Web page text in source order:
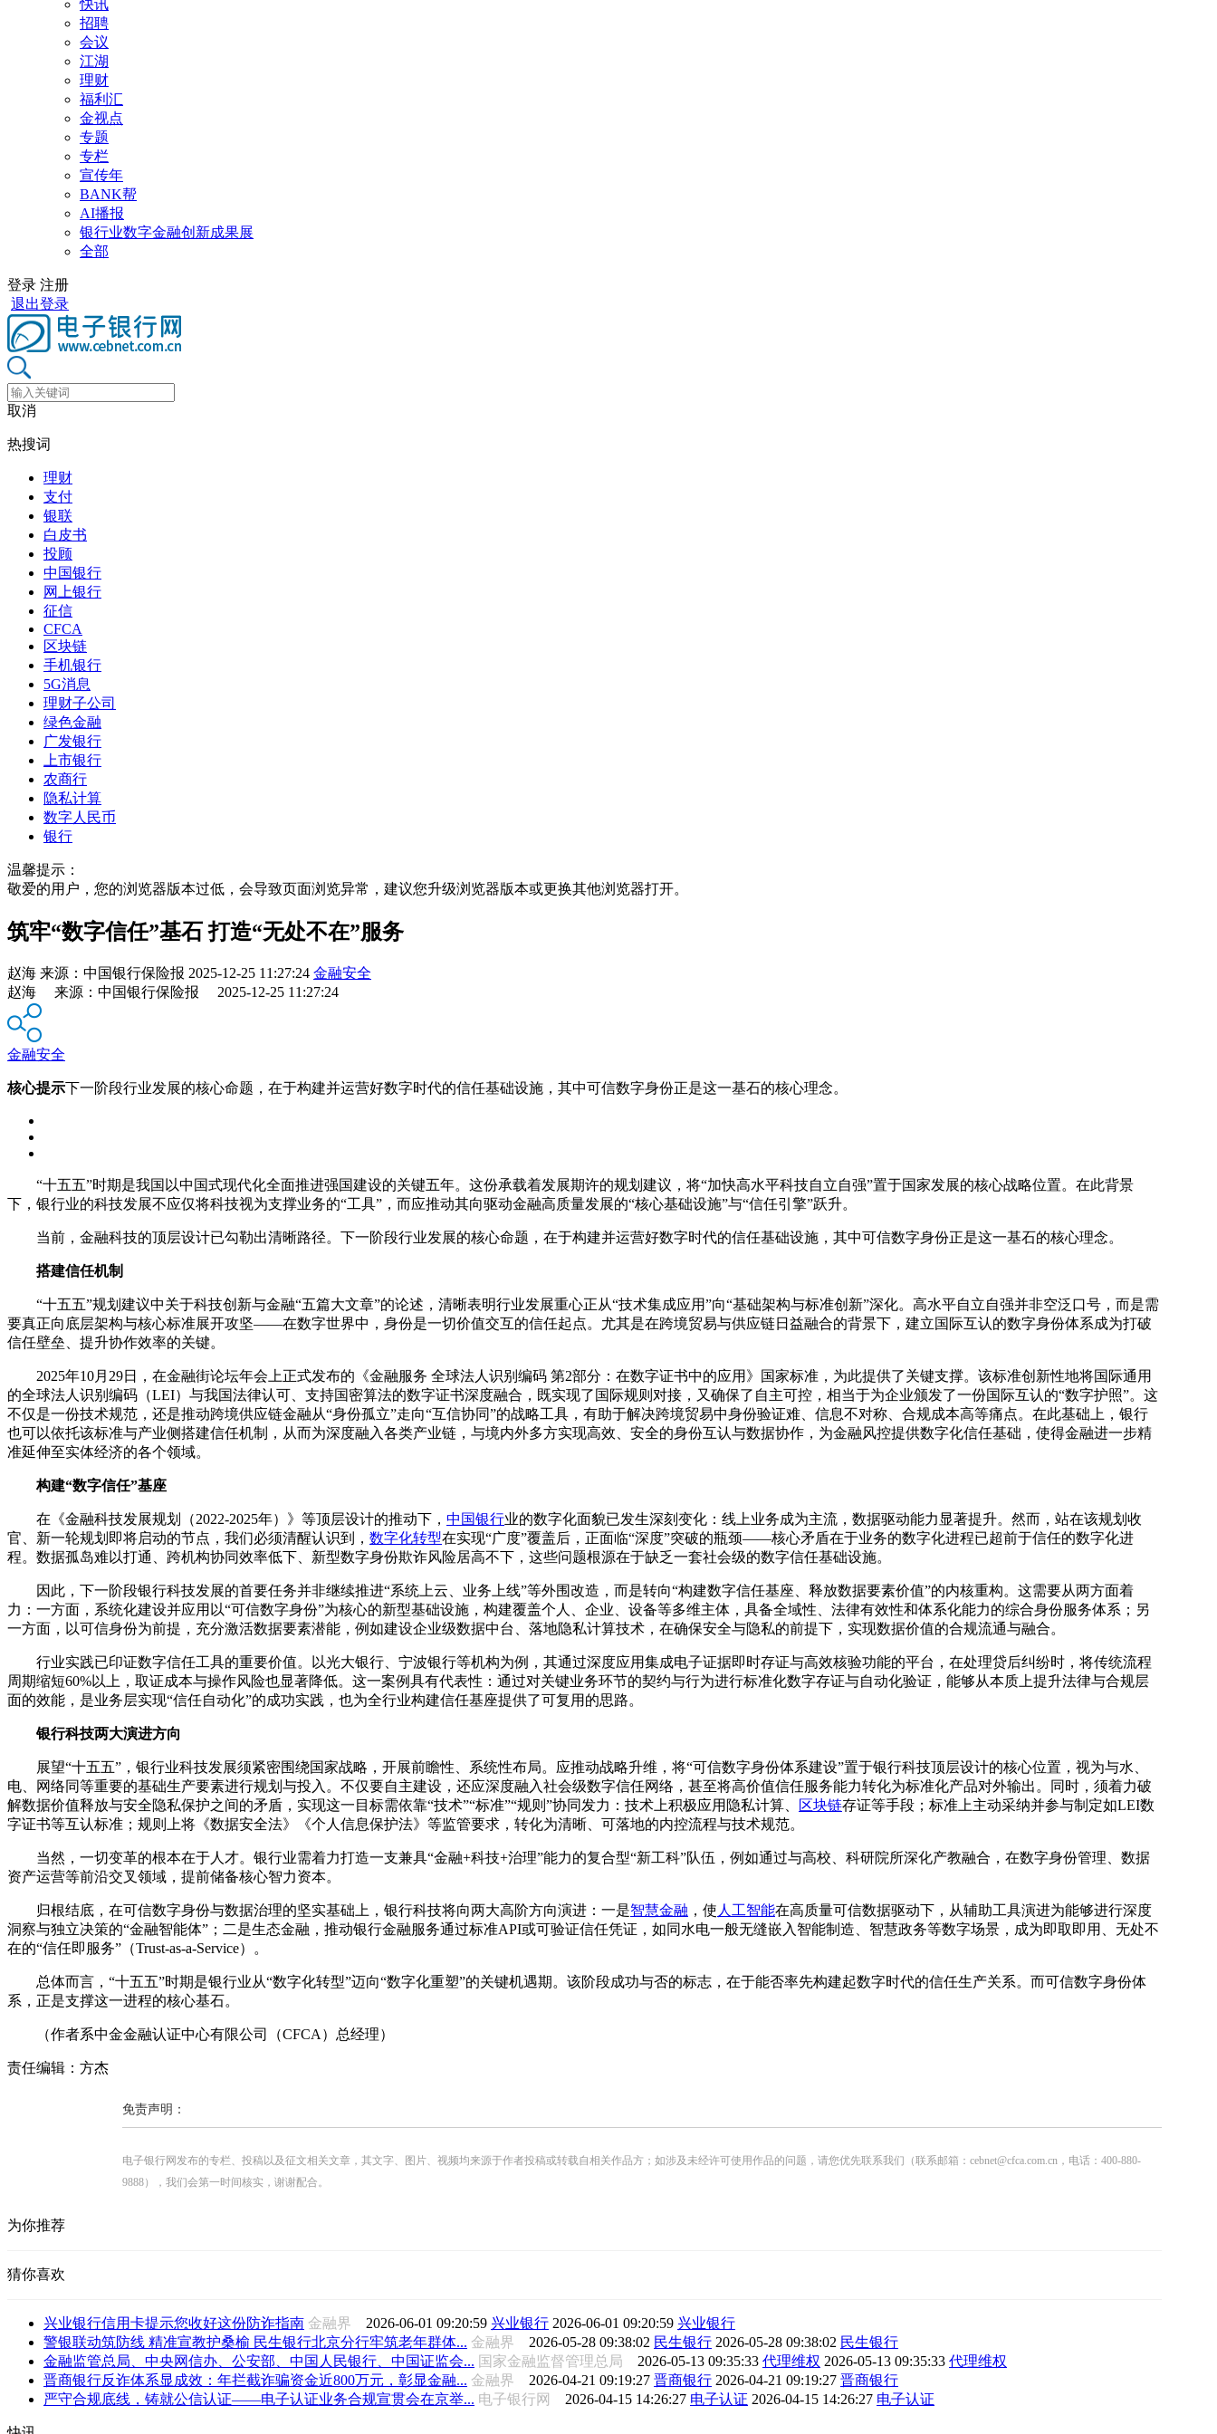
快讯
招聘
会议
江湖
理财
福利汇
金视点
专题
专栏
宣传年
BANK帮
AI播报
银行业数字金融创新成果展
全部
登录 注册
退出登录
取消
热搜词
理财
支付
银联
白皮书
投顾
中国银行
网上银行
征信
CFCA
区块链
手机银行
5G消息
理财子公司
绿色金融
广发银行
上市银行
农商行
隐私计算
数字人民币
银行
温馨提示：
敬爱的用户，您的浏览器版本过低，会导致页面浏览异常，建议您升级浏览器版本或更换其他浏览器打开。
筑牢“数字信任”基石 打造“无处不在”服务
赵海 来源： 中国银行保险报 2025-12-25 11:27:24 金融安全
赵海 来源：中国银行保险报 2025-12-25 11:27:24
金融安全
核心提示下一阶段行业发展的核心命题，在于构建并运营好数字时代的信任基础设施，其中可信数字身份正是这一基石的核心理念。
“十五五”时期是我国以中国式现代化全面推进强国建设的关键五年。这份承载着发展期许的规划建议，将“加快高水平科技自立自强”置于国家发展的核心战略位置。在此背景
下，银行业的科技发展不应仅将科技视为支撑业务的“工具”，而应推动其向驱动金融高质量发展的“核心基础设施”与“信任引擎”跃升。
当前，金融科技的顶层设计已勾勒出清晰路径。下一阶段行业发展的核心命题，在于构建并运营好数字时代的信任基础设施，其中可信数字身份正是这一基石的核心理念。
搭建信任机制
“十五五”规划建议中关于科技创新与金融“五篇大文章”的论述，清晰表明行业发展重心正从“技术集成应用”向“基础架构与标准创新”深化。高水平自立自强并非空泛口号，而是需
要真正向底层架构与核心标准展开攻坚——在数字世界中，身份是一切价值交互的信任起点。尤其是在跨境贸易与供应链日益融合的背景下，建立国际互认的数字身份体系成为打破
信任壁垒、提升协作效率的关键。
2025年10月29日，在金融街论坛年会上正式发布的《金融服务 全球法人识别编码 第2部分：在数字证书中的应用》国家标准，为此提供了关键支撑。该标准创新性地将国际通用
的全球法人识别编码（LEI）与我国法律认可、支持国密算法的数字证书深度融合，既实现了国际规则对接，又确保了自主可控，相当于为企业颁发了一份国际互认的“数字护照”。这
不仅是一份技术规范，还是推动跨境供应链金融从“身份孤立”走向“互信协同”的战略工具，有助于解决跨境贸易中身份验证难、信息不对称、合规成本高等痛点。在此基础上，银行
也可以依托该标准与产业侧搭建信任机制，从而为深度融入各类产业链，与境内外多方实现高效、安全的身份互认与数据协作，为金融风控提供数字化信任基础，使得金融进一步精
准延伸至实体经济的各个领域。
构建“数字信任”基座
在《金融科技发展规划（2022-2025年）》等顶层设计的推动下， 中国银行业的数字化面貌已发生深刻变化：线上业务成为主流，数据驱动能力显著提升。然而，站在该规划收
官、新一轮规划即将启动的节点，我们必须清醒认识到， 数字化转型在实现“广度”覆盖后，正面临“深度”突破的瓶颈——核心矛盾在于业务的数字化进程已超前于信任的数字化进
程。数据孤岛难以打通、跨机构协同效率低下、新型数字身份欺诈风险居高不下，这些问题根源在于缺乏一套社会级的数字信任基础设施。
因此，下一阶段银行科技发展的首要任务并非继续推进“系统上云、业务上线”等外围改造，而是转向“构建数字信任基座、释放数据要素价值”的内核重构。这需要从两方面着
力：一方面，系统化建设并应用以“可信数字身份”为核心的新型基础设施，构建覆盖个人、企业、设备等多维主体，具备全域性、法律有效性和体系化能力的综合身份服务体系；另
一方面，以可信身份为前提，充分激活数据要素潜能，例如建设企业级数据中台、落地隐私计算技术，在确保安全与隐私的前提下，实现数据价值的合规流通与融合。
行业实践已印证数字信任工具的重要价值。以光大银行、宁波银行等机构为例，其通过深度应用集成电子证据即时存证与高效核验功能的平台，在处理贷后纠纷时，将传统流程
周期缩短60%以上，取证成本与操作风险也显著降低。这一案例具有代表性：通过对关键业务环节的契约与行为进行标准化数字存证与自动化验证，能够从本质上提升法律与合规层
面的效能，是业务层实现“信任自动化”的成功实践，也为全行业构建信任基座提供了可复用的思路。
银行科技两大演进方向
展望“十五五”，银行业科技发展须紧密围绕国家战略，开展前瞻性、系统性布局。应推动战略升维，将“可信数字身份体系建设”置于银行科技顶层设计的核心位置，视为与水、
电、网络同等重要的基础生产要素进行规划与投入。不仅要自主建设，还应深度融入社会级数字信任网络，甚至将高价值信任服务能力转化为标准化产品对外输出。同时，须着力破
解数据价值释放与安全隐私保护之间的矛盾，实现这一目标需依靠“技术”“标准”“规则”协同发力：技术上积极应用隐私计算、
区块链存证等手段；标准上主动采纳并参与制定如LEI数
字证书等互认标准；规则上将《数据安全法》《个人信息保护法》等监管要求，转化为清晰、可落地的内控流程与技术规范。
当然，一切变革的根本在于人才。银行业需着力打造一支兼具“金融+科技+治理”能力的复合型“新工科”队伍，例如通过与高校、科研院所深化产教融合，在数字身份管理、数据
资产运营等前沿交叉领域，提前储备核心智力资本。
归根结底，在可信数字身份与数据治理的坚实基础上，银行科技将向两大高阶方向演进：一是智慧金融 ，使 人工智能在高质量可信数据驱动下，从辅助工具演进为能够进行深度
洞察与独立决策的“金融智能体”；二是生态金融，推动银行金融服务通过标准API或可验证信任凭证，如同水电一般无缝嵌入智能制造、智慧政务等数字场景，成为即取即用、无处不
在的“信任即服务”（Trust-as-a-Service）。
总体而言，“十五五”时期是银行业从“数字化转型”迈向“数字化重塑”的关键机遇期。该阶段成功与否的标志，在于能否率先构建起数字时代的信任生产关系。而可信数字身份体
系，正是支撑这一进程的核心基石。
（作者系中金金融认证中心有限公司（CFCA）总经理）
责任编辑：方杰
免责声明：
电子银行网发布的专栏、投稿以及征文相关文章，其文字、图片、视频均来源于作者投稿或转载自相关作品方；如涉及未经许可使用作品的问题，请您优先联系我们（联系邮箱：cebnet@cfca.com.cn，电话：400-880-
9888），我们会第一时间核实，谢谢配合。
为你推荐
猜你喜欢
兴业银行信用卡提示您收好这份防诈指南 金融界 2026-06-01 09:20:59 兴业银行 2026-06-01 09:20:59 兴业银行
警银联动筑防线 精准宣教护桑榆 民生银行北京分行牢筑老年群体... 金融界 2026-05-28 09:38:02 民生银行 2026-05-28 09:38:02 民生银行
金融监管总局、中央网信办、公安部、中国人民银行、中国证监会... 国家金融监督管理总局 2026-05-13 09:35:33 代理维权 2026-05-13 09:35:33 代理维权
晋商银行反诈体系显成效：年拦截诈骗资金近800万元，彰显金融... 金融界 2026-04-21 09:19:27 晋商银行 2026-04-21 09:19:27 晋商银行
严守合规底线，铸就公信认证——电子认证业务合规宣贯会在京举... 电子银行网 2026-04-15 14:26:27 电子认证 2026-04-15 14:26:27 电子认证